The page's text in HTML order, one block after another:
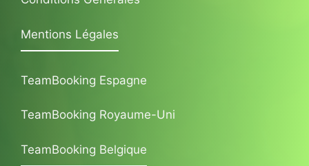
Mentions Légales
TeamBooking Espagne
TeamBooking Royaume-Uni
TeamBooking Belgique